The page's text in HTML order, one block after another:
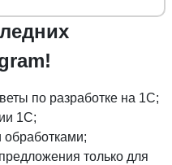
по разработке на 1С;
1С;
только для